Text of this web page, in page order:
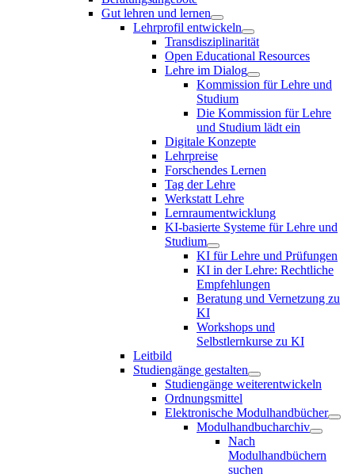
Gut lehren und lernen
Lehrprofil entwickeln
Transdisziplinarität
Open Educational Resources
Lehre im Dialog
Kommission für Lehre und
Studium
Die Kommission für Lehre
und Studium lädt ein
Digitale Konzepte
Lehrpreise
Forschendes Lernen
Tag der Lehre
Werkstatt Lehre
Lernraumentwicklung
KI-basierte Systeme für Lehre und
Studium
KI für Lehre und Prüfungen
KI in der Lehre: Rechtliche
Empfehlungen
Beratung und Vernetzung zu
KI
Workshops und
Selbstlernkurse zu KI
Leitbild
Studiengänge gestalten
Studiengänge weiterentwickeln
Ordnungsmittel
Elektronische Modulhandbücher
Modulhandbucharchiv
Nach
Modulhandbüchern
suchen